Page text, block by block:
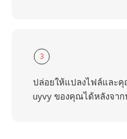
3
ปล่อยให้แปลงไฟล์และ
uyvy ของคุณได้หลังจา